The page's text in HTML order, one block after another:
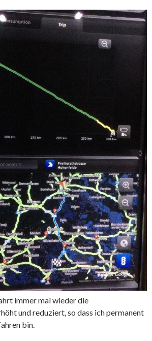
immer mal wieder die
und reduziert, so dass ich permanent
bin.